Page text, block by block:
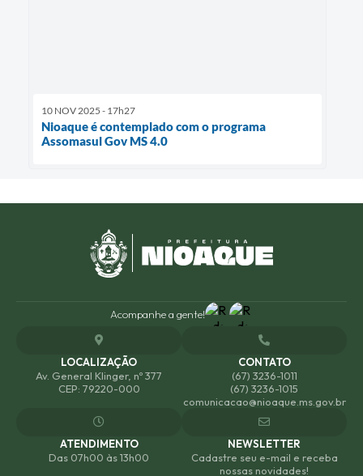
10 NOV 2025 - 17h27
Nioaque é contemplado com o programa
Assomasul Gov MS 4.0
Acompanhe a gente!
LOCALIZAÇÃO
Av. General Klinger, nº 377
CEP: 79220-000
CONTATO
(67) 3236-1011
(67) 3236-1015
comunicacao@nioaque.ms.gov.br
ATENDIMENTO
Das 07h00 às 13h00
NEWSLETTER
Cadastre seu e-mail e receba
nossas novidades!